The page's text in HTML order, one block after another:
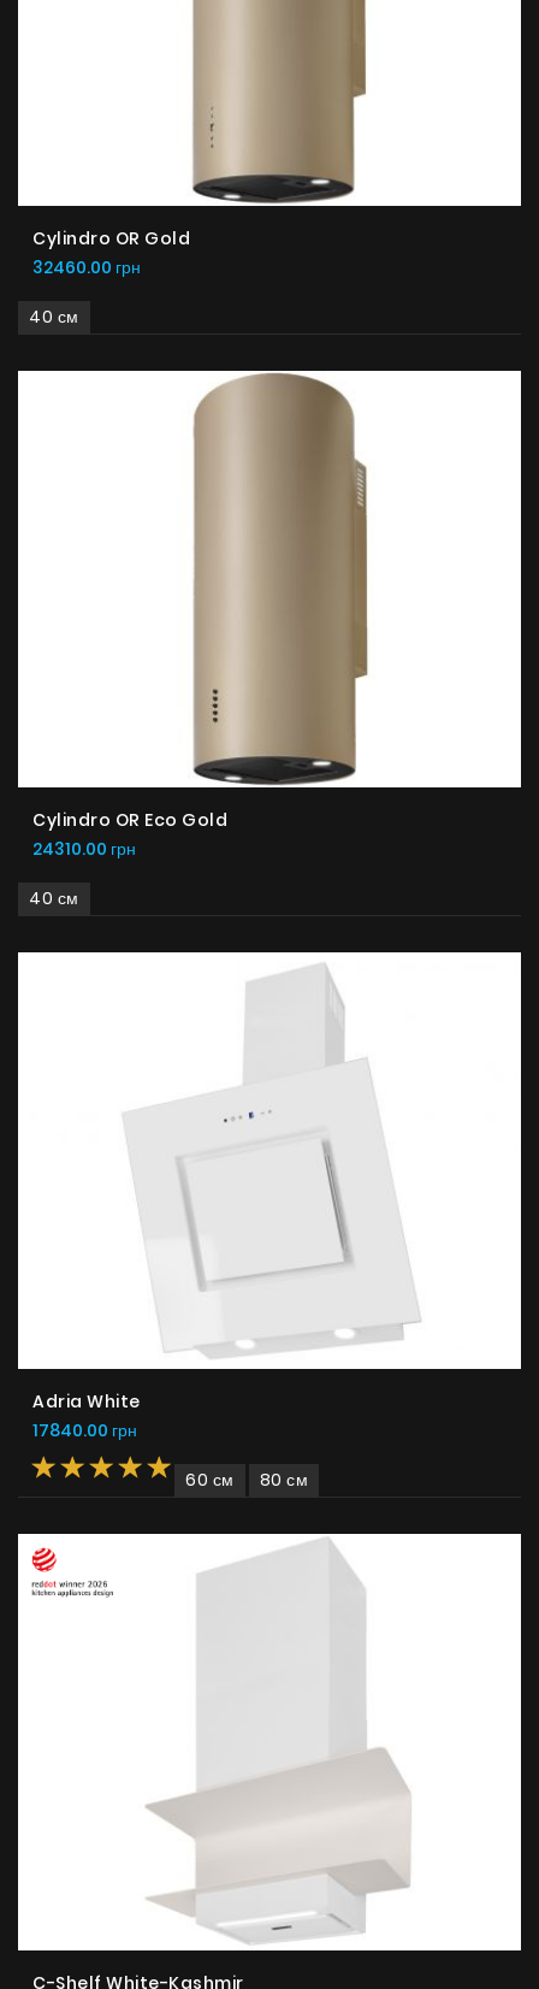
О нас
Страница дизайнера
Техническая поддержка
Виртуальный салон
Cylindro OR Gold
32460.00 грн
40 см
Cylindro OR Eco Gold
24310.00 грн
40 см
Adria White
17840.00 грн
60 см 80 см
C-Shelf White-Kashmir